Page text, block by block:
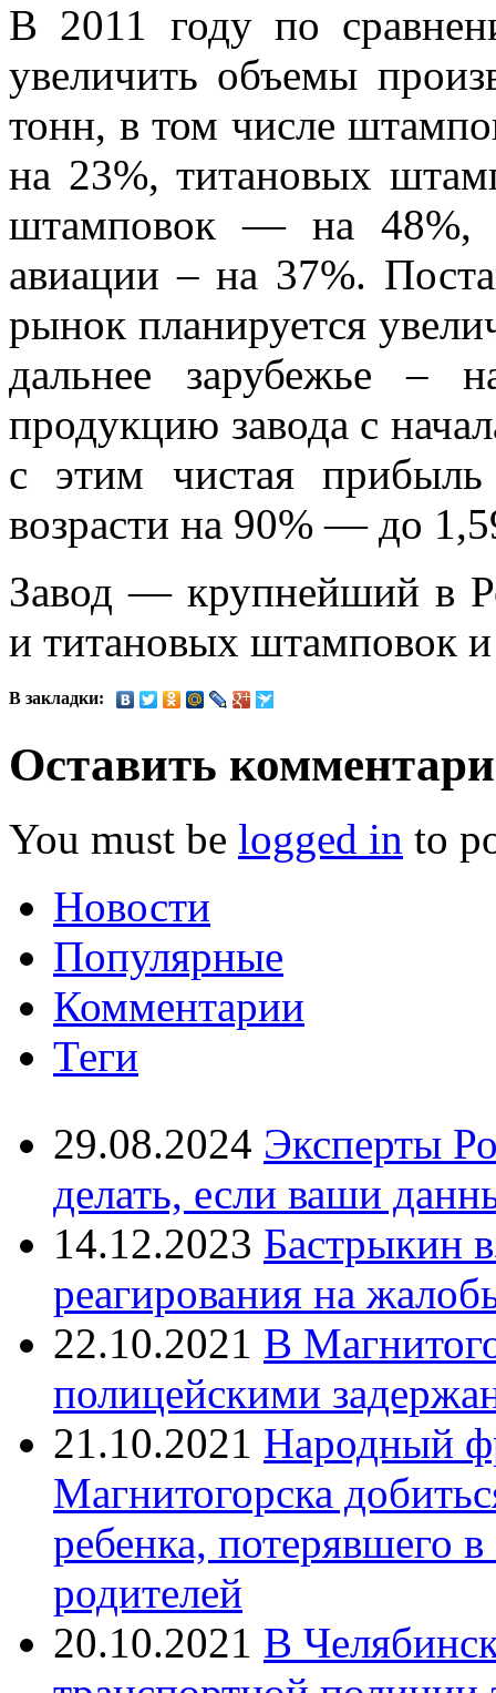
В 2011 году по
увеличить объемы
тонн, в том числе
на 23%, титановых
штамповок — на 48%,
авиации – на 37%.
рынок планируется
дальнее зарубежье –
продукцию завода с
с этим чистая
возрасти на 90% — до
Завод — крупнейший в
и титановых штамповок
В закладки:
Оставить
You must be logged in to
Новости
Популярные
Комментарии
Теги
29.08.2024 Эксперты
делать, если ваши
14.12.2023 Бастрыкин
реагирования на
22.10.2021 В
полицейскими
21.10.2021 Народный
Магнитогорска
ребенка, потерявшего
родителей
20.10.2021 В